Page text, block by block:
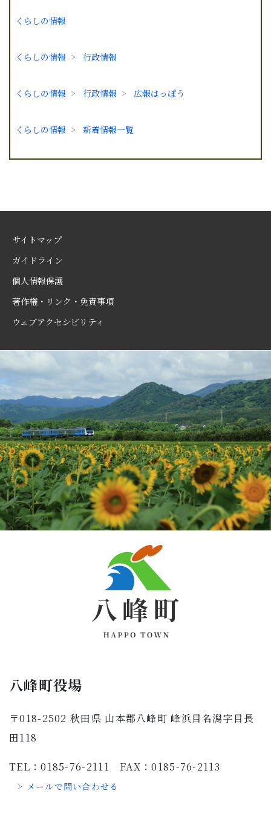
くらしの情報
くらしの情報 行政情報
くらしの情報 行政情報 広報はっぽう
くらしの情報 新着情報一覧
サイトマップ
ガイドライン
個人情報保護
著作権・リンク・免責事項
ウェブアクセシビリティ
八峰町役場
〒018-2502 秋田県 山本郡八峰町 峰浜目名潟字目長
田118
TEL：0185-76-2111 FAX：0185-76-2113
> メールで問い合わせる